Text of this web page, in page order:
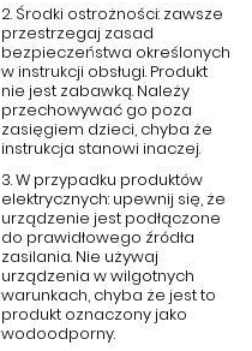
2. Środki ostrożności: zawsze
przestrzegaj zasad
bezpieczeństwa określonych
w instrukcji obsługi. Produkt
nie jest zabawką. Należy
przechowywać go poza
zasięgiem dzieci, chyba że
instrukcja stanowi inaczej.
3. W przypadku produktów
elektrycznych: upewnij się, że
urządzenie jest podłączone
do prawidłowego źródła
zasilania. Nie używaj
urządzenia w wilgotnych
warunkach, chyba że jest to
produkt oznaczony jako
wodoodporny.